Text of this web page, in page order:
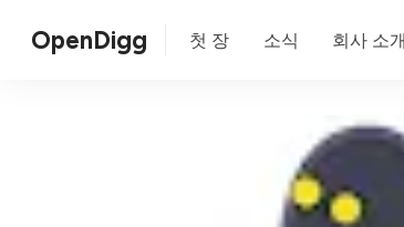
OpenDigg 첫 장 소식 회사 소개